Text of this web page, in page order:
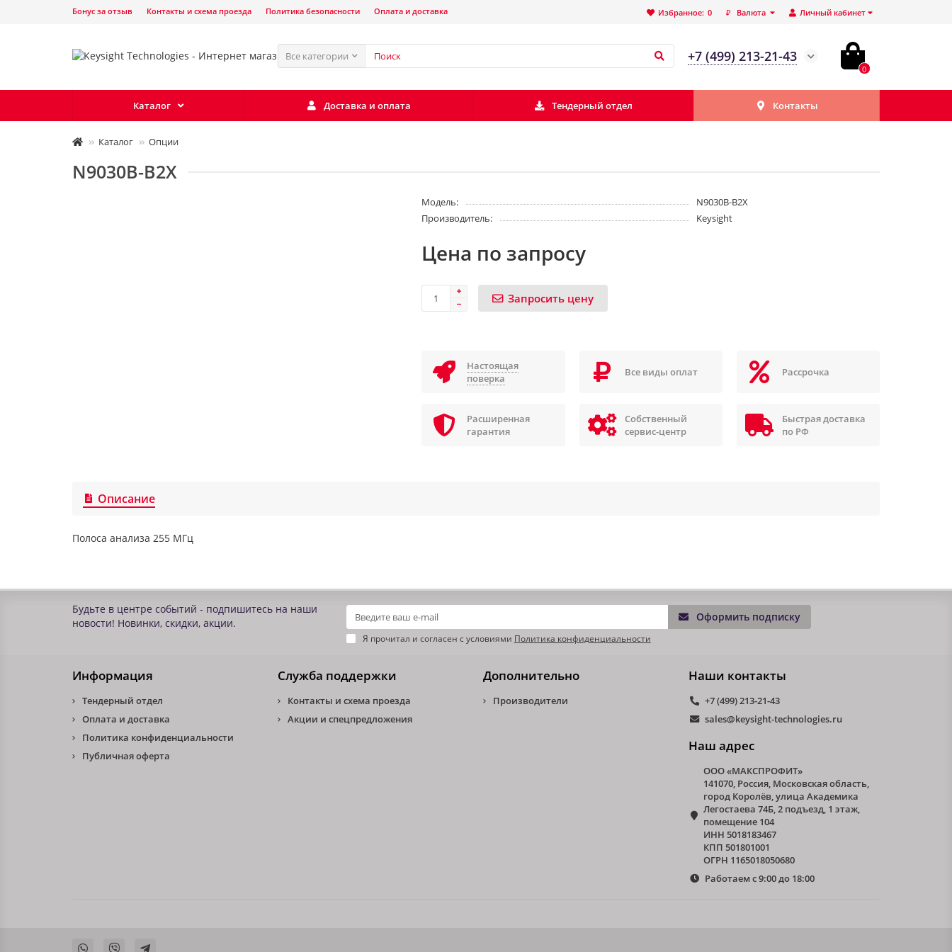
Личный кабинет
₽ Валюта
Избранное: 0
Бонус за отзыв Контакты и схема проезда Политика безопасности Оплата и доставка
Все категории +7 (499) 213-21-43
0
Каталог Доставка и оплата Тендерный отдел Контакты
Каталог Опции
N9030B-B2X
Модель:
N9030B-B2X
Производитель:
Keysight
Цена по запросу
Запросить цену
Настоящая
поверка
Все виды оплат Рассрочка
Расширенная
гарантия
Собственный
сервис-центр
Быстрая доставка
по РФ
Описание
Полоса анализа 255 МГц
Будьте в центре событий - подпишитесь на наши
новости! Новинки, скидки, акции.
Оформить подписку
Я прочитал и согласен с условиями Политика конфиденциальности
Информация
Тендерный отдел
Оплата и доставка
Политика конфиденциальности
Публичная оферта
Служба поддержки
Контакты и схема проезда
Акции и спецпредложения
Дополнительно
Производители
Наши контакты
+7 (499) 213-21-43
sales@keysight-technologies.ru
Наш адрес
ООО «МАКСПРОФИТ»
141070, Россия, Московская область,
город Королёв, улица Академика
Легостаева 74Б, 2 подъезд, 1 этаж,
помещение 104
ИНН 5018183467
КПП 501801001
ОГРН 1165018050680
Работаем с 9:00 до 18:00